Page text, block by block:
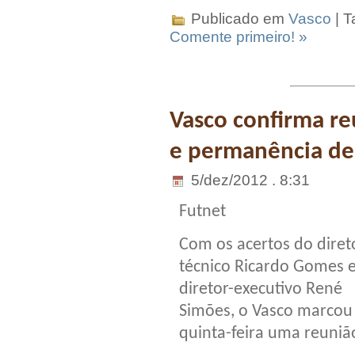
Publicado em Vasco |
Comente primeiro! »
Vasco confirma
e permanência
5/dez/2012 . 8:31
Futnet
Com os acertos do
técnico Ricardo Gomes
diretor-executivo René
Simões, o Vasco
quinta-feira uma